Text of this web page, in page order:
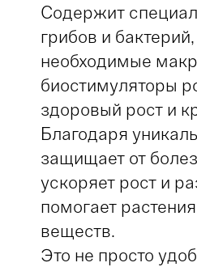
Содержит
грибов и
необходимые
биостимуляторы
здоровый рост и
Благодаря
защищает от
ускоряет рост и
помогает
веществ.
Это не просто